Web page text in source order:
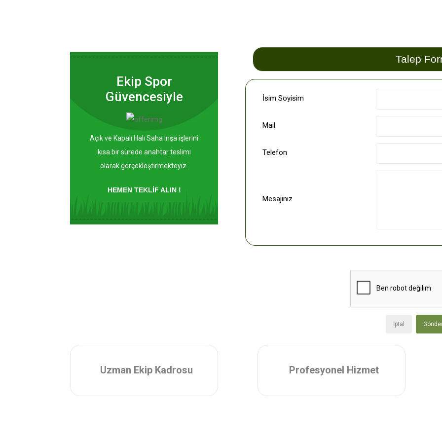
Ekip Spor
Güvencesiyle
Açık ve Kapalı Halı Saha inşa işlerini
kısa bir sürede anahtar teslimi
olarak gerçekleştirmekteyiz.
HEMEN TEKLİF ALIN !
Talep
İsim Soyisim
Mail
Telefon
Mesajınız
İptal
Uzman Ekip Kadrosu Profesyonel Hizmet